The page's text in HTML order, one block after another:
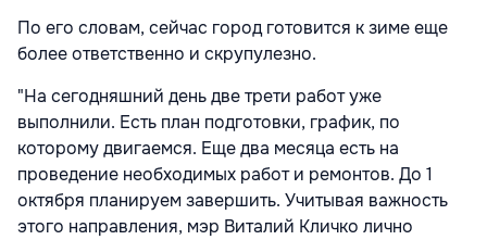
По его словам, сейчас город готовится к зиме еще
более ответственно и скрупулезно.
"На сегодняшний день две трети работ уже
выполнили. Есть план подготовки, график, по
которому двигаемся. Еще два месяца есть на
проведение необходимых работ и ремонтов. До 1
октября планируем завершить. Учитывая важность
этого направления, мэр Виталий Кличко лично